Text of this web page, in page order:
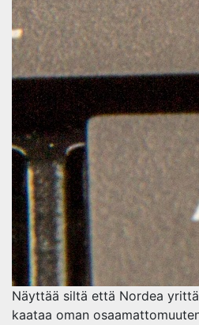
Näyttää siltä että Nordea
kaataa oman